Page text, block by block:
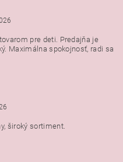
pre deti. Predajňa je
Maximálna spokojnosť, radi sa
široký sortiment.